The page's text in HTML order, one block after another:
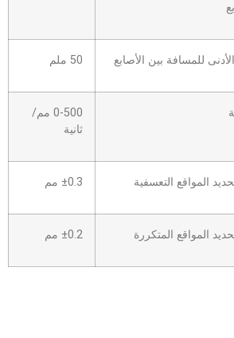
للمسافة بين الأصابع 50 ملم
0-500 مم/
ثانية
المواقع التعسفية ±0.3 مم
المواقع المتكررة ±0.2 مم